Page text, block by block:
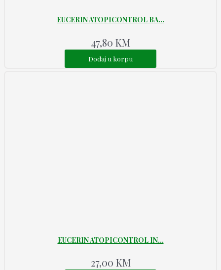
EUCERIN ATOPICONTROL BA...
47,80 KM
Dodaj u korpu
EUCERIN ATOPICONTROL IN...
27,00 KM